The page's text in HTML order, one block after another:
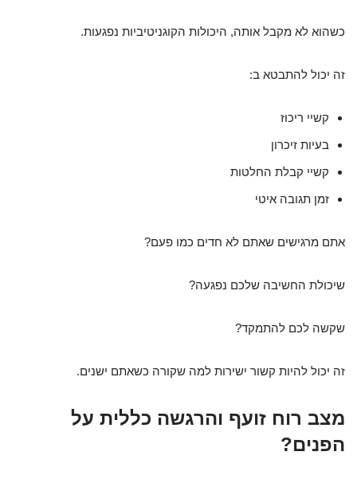
כשהוא לא מקבל אותה, היכולות הקוגניטיביות נפגעות.
זה יכול להתבטא ב:
קשיי ריכוז
בעיות זיכרון
קשיי קבלת החלטות
זמן תגובה איטי
אתם מרגישים שאתם לא חדים כמו פעם?
שיכולת החשיבה שלכם נפגעה?
שקשה לכם להתמקד?
זה יכול להיות קשור ישירות למה שקורה כשאתם ישנים.
מצב רוח זועף והרגשה כללית על
הפנים?